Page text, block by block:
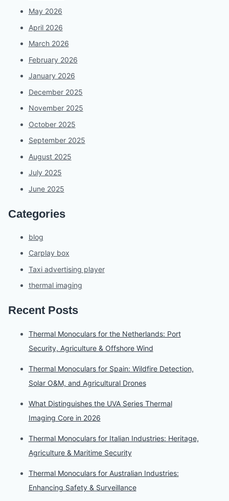
May 2026
April 2026
March 2026
February 2026
January 2026
December 2025
November 2025
October 2025
September 2025
August 2025
July 2025
June 2025
Categories
blog
Carplay box
Taxi advertising player
thermal imaging
Recent Posts
Thermal Monoculars for the Netherlands: Port
Security, Agriculture & Offshore Wind
Thermal Monoculars for Spain: Wildfire Detection,
Solar O&M, and Agricultural Drones
What Distinguishes the UVA Series Thermal
Imaging Core in 2026
Thermal Monoculars for Italian Industries: Heritage,
Agriculture & Maritime Security
Thermal Monoculars for Australian Industries:
Enhancing Safety & Surveillance